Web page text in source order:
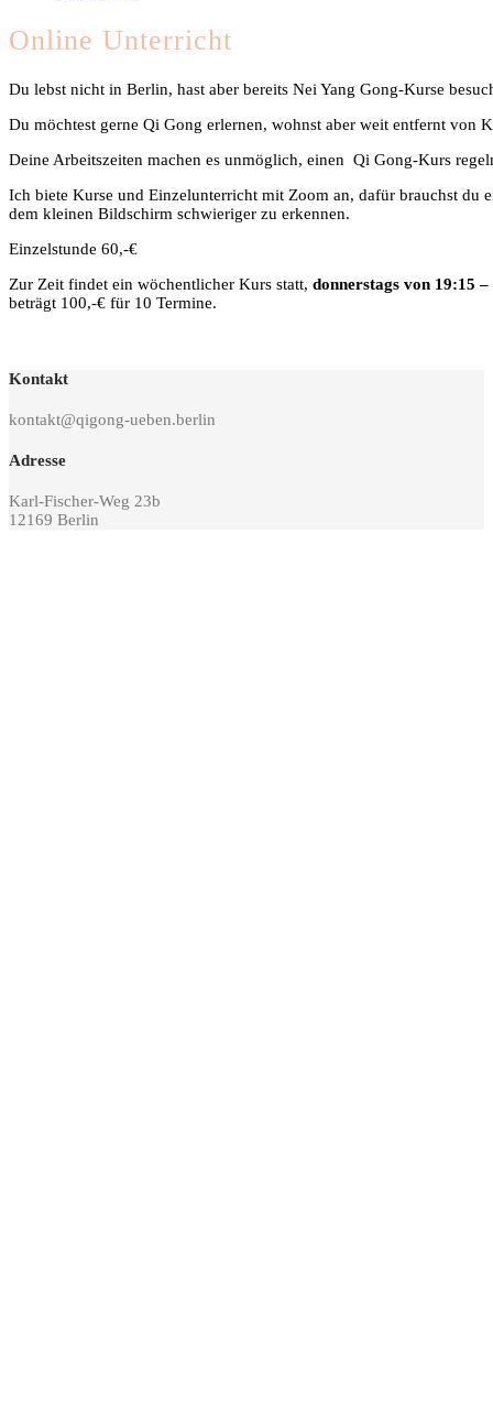
Online Unterricht
Du lebst nicht in Berlin, hast aber bereits Nei Yang Gong-Kurse
Du möchtest gerne Qi Gong erlernen, wohnst aber weit entfernt von
Deine Arbeitszeiten machen es unmöglich, einen Qi Gong-Kurs
Ich biete Kurse und Einzelunterricht mit Zoom an, dafür brauchst
dem kleinen Bildschirm schwieriger zu erkennen.
Einzelstunde 60,-€
Zur Zeit findet ein wöchentlicher Kurs statt, donnerstags von 19:15
beträgt 100,-€ für 10 Termine.
Kontakt
kontakt@qigong-ueben.berlin
Adresse
Karl-Fischer-Weg 23b
12169 Berlin